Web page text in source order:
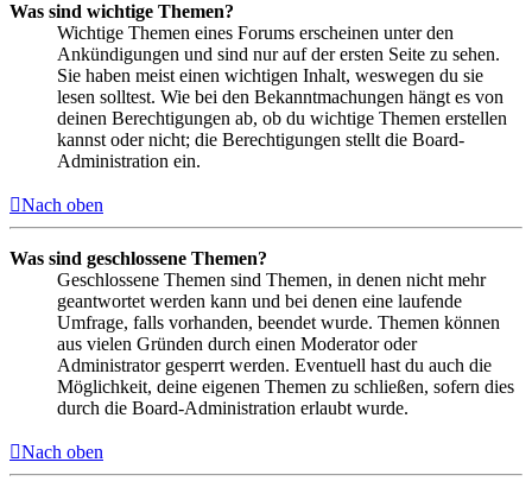
Was sind wichtige Themen?
Wichtige Themen eines Forums erscheinen unter den
Ankündigungen und sind nur auf der ersten Seite zu sehen.
Sie haben meist einen wichtigen Inhalt, weswegen du sie
lesen solltest. Wie bei den Bekanntmachungen hängt es von
deinen Berechtigungen ab, ob du wichtige Themen erstellen
kannst oder nicht; die Berechtigungen stellt die Board-
Administration ein.
Nach oben
Was sind geschlossene Themen?
Geschlossene Themen sind Themen, in denen nicht mehr
geantwortet werden kann und bei denen eine laufende
Umfrage, falls vorhanden, beendet wurde. Themen können
aus vielen Gründen durch einen Moderator oder
Administrator gesperrt werden. Eventuell hast du auch die
Möglichkeit, deine eigenen Themen zu schließen, sofern dies
durch die Board-Administration erlaubt wurde.
Nach oben